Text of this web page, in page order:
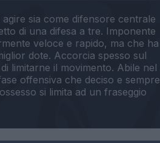
sia come difensore centrale
di una difesa a tre. Imponente
veloce e rapido, ma che ha
dote. Accorcia spesso sul
limitarne il movimento. Abile nel
offensiva che deciso e sempre
si limita ad un fraseggio